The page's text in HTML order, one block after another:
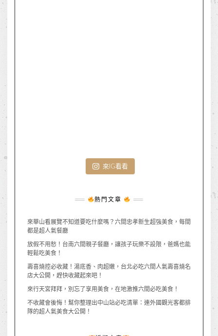
來IG看看
熱門文章
來華山看展覽不知道要吃什麼嗎？六間忠孝新生超強美食，每間
都是超人氣餐廳
放假不用愁！台南六間親子餐廳，讓孩子玩樂不設限，爸媽也能
輕鬆吃美食！
壽喜燒控必收藏！湯底香、肉超嫩，台北必吃六間人氣壽喜燒名
店大公開，趕快收藏起來吧！
來行天宮拜拜，別忘了享用美食，在地激推六間必吃美食！
不收藏會後悔！幫你整理出中山站必吃清單：連外國觀光客都排
隊的超人氣美食大公開！